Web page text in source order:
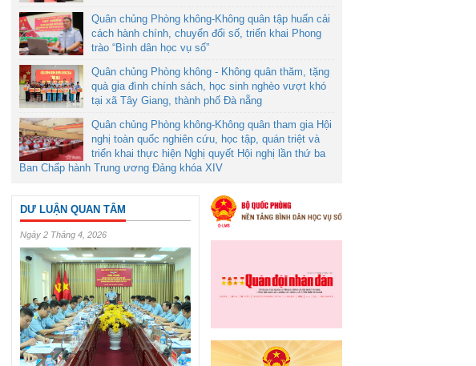
Quân chủng Phòng không-Không quân tập huấn cải
cách hành chính, chuyển đổi số, triển khai Phong
trào “Bình dân học vụ số”
Quân chủng Phòng không - Không quân thăm, tặng
quà gia đình chính sách, học sinh nghèo vượt khó
tại xã Tây Giang, thành phố Đà nẵng
Quân chủng Phòng không-Không quân tham gia Hội
nghị toàn quốc nghiên cứu, học tập, quán triệt và
triển khai thực hiện Nghị quyết Hội nghị lần thứ ba
Ban Chấp hành Trung ương Đảng khóa XIV
DƯ LUẬN QUAN TÂM
Ngày 2 Tháng 4, 2026